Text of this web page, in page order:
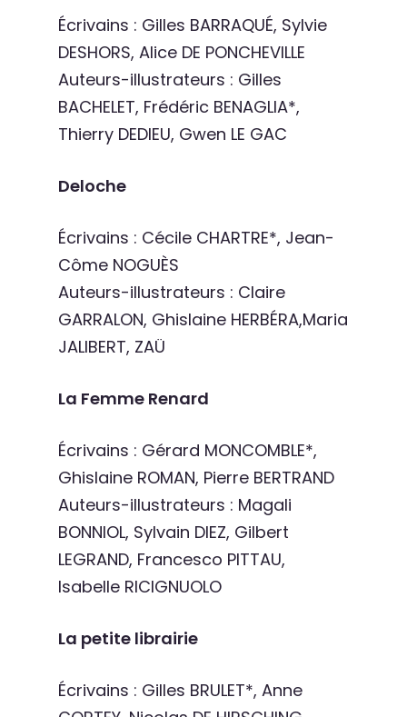
Écrivains : Gilles BARRAQUÉ, Sylvie
DESHORS, Alice DE PONCHEVILLE
Auteurs-illustrateurs : Gilles
BACHELET, Frédéric BENAGLIA*,
Thierry DEDIEU, Gwen LE GAC
Deloche
Écrivains : Cécile CHARTRE*, Jean-
Côme NOGUÈS
Auteurs-illustrateurs : Claire
GARRALON, Ghislaine HERBÉRA,Maria
JALIBERT, ZAÜ
La Femme Renard
Écrivains : Gérard MONCOMBLE*,
Ghislaine ROMAN, Pierre BERTRAND
Auteurs-illustrateurs : Magali
BONNIOL, Sylvain DIEZ, Gilbert
LEGRAND, Francesco PITTAU,
Isabelle RICIGNUOLO
La petite librairie
Écrivains : Gilles BRULET*, Anne